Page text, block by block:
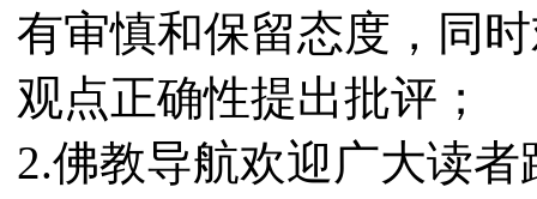
有审慎和保留态度，同
观点正确性提出批评；
2.佛教导航欢迎广大读